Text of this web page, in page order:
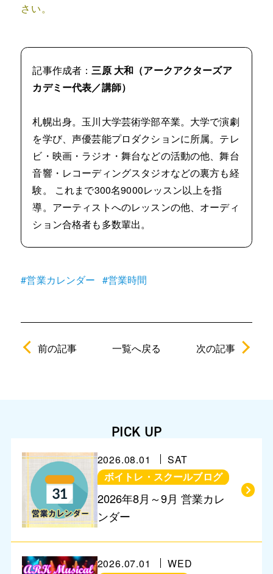
さい。
記事作成者：三原 大和（アークアクターズア
カデミー代表／講師）
札幌出身。玉川大学芸術学部卒業。大学で演劇
を学び、声優芸能プロダクションに所属。テレ
ビ・映画・ラジオ・舞台などの活動の他、舞台
音響・レコーディングスタジオなどの裏方も経
験。 これまで300名9000レッスン以上を指
導。アーティストへのレッスンの他、オーディ
ション合格者も多数輩出。
#営業カレンダー #営業時間
前の記事 一覧へ戻る 次の記事
PICK UP
2026.08.01 SAT
ボイトレ・スクールブログ
営業に関するお知らせ
2026年8月～9月 営業カレ
ンダー
2026.07.01 WED